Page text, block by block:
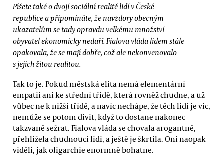
Píšete také o dvojí sociální realitě lidí v České
republice a připomínáte, že navzdory obecným
ukazatelům se tady opravdu velkému množství
obyvatel ekonomicky nedaří. Fialova vláda lidem stále
opakovala, že se mají dobře, což ale nekonvenovalo
s jejich žitou realitou.
Tak to je. Pokud městská elita nemá elementární
empatii ani ke střední třídě, která rovněž chudne, a už
vůbec ne k nižší třídě, a navíc nechápe, že těch lidí je víc,
nemůže se potom divit, když to dostane nakonec
takzvaně sežrat. Fialova vláda se chovala arogantně,
přehlížela chudnoucí lidi, a ještě je škrtila. Oni naopak
viděli, jak oligarchie enormně bohatne.